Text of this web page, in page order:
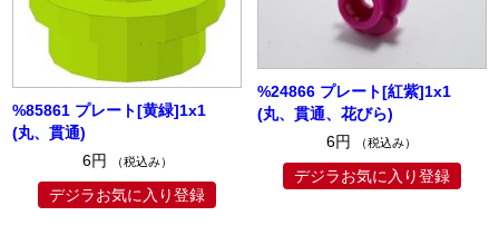
%85861 プレート[黄緑]1x1
(丸、貫通)
6円
（税込み）
デジラお気に入り登録
%24866 プレート[紅紫]1x1
(丸、貫通、花びら)
6円
（税込み）
デジラお気に入り登録